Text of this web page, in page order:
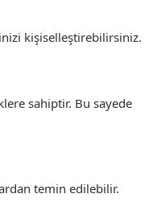
kişiselleştirebilirsiniz.
sahiptir. Bu sayede
temin edilebilir.